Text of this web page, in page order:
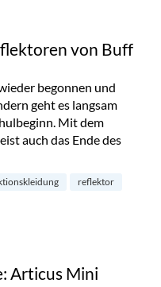
von Buff
begonnen und
geht es langsam
Mit dem
auch das Ende des
Reflektoren von Buff“
reflektor
Articus Mini